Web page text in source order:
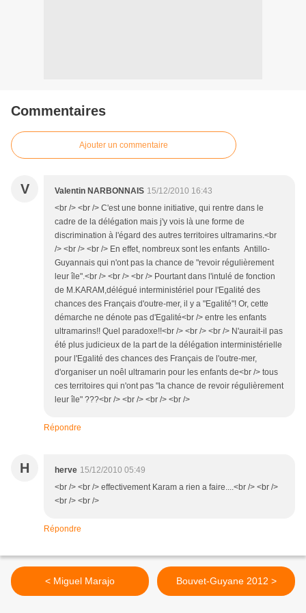
Commentaires
Ajouter un commentaire
V Valentin NARBONNAIS 15/12/2010 16:43
<br /> <br /> C'est une bonne initiative, qui rentre dans le
cadre de la délégation mais j'y vois là une forme de
discrimination à l'égard des autres territoires ultramarins.<br
/> <br /> <br /> En effet, nombreux sont les enfants Antillo-
Guyannais qui n'ont pas la chance de "revoir régulièrement
leur île".<br /> <br /> <br /> Pourtant dans l'intulé de fonction
de M.KARAM,délégué interministériel pour l'Egalité des
chances des Français d'outre-mer, il y a "Egalité"! Or, cette
démarche ne dénote pas d'Egalité<br /> entre les enfants
ultramarins!! Quel paradoxe!!<br /> <br /> <br /> N'aurait-il pas
été plus judicieux de la part de la délégation interministérielle
pour l'Egalité des chances des Français de l'outre-mer,
d'organiser un noêl ultramarin pour les enfants de<br /> tous
ces territoires qui n'ont pas "la chance de revoir régulièrement
leur île" ???<br /> <br /> <br /> <br />
Répondre
H herve 15/12/2010 05:49
<br /> <br /> effectivement Karam a rien a faire....<br /> <br />
<br /> <br />
Répondre
< Miguel Marajo Bouvet-Guyane 2012 >